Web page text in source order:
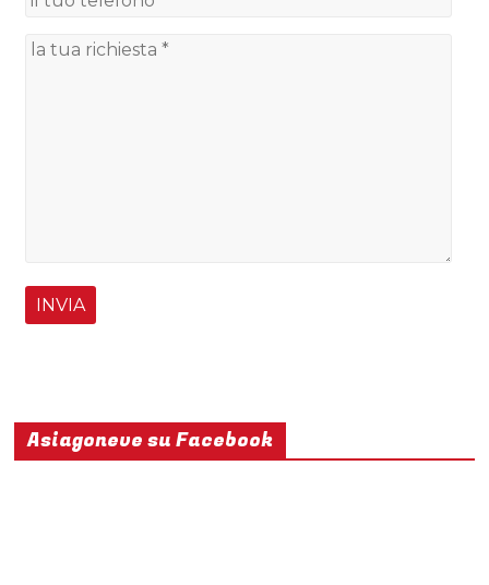
Asiagoneve su Facebook